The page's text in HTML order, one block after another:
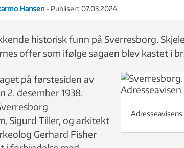
Hansen - Publisert 07.03.2024
historisk funn på Sverresborg.
offer som ifølge sagaen blev kastet i
på førstesiden av
2. desember 1938.
Sigurd Tiller, og arkitekt
Gerhard Fisher